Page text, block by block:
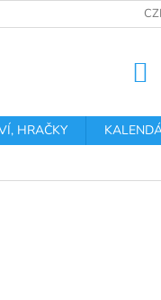
HRAČKY